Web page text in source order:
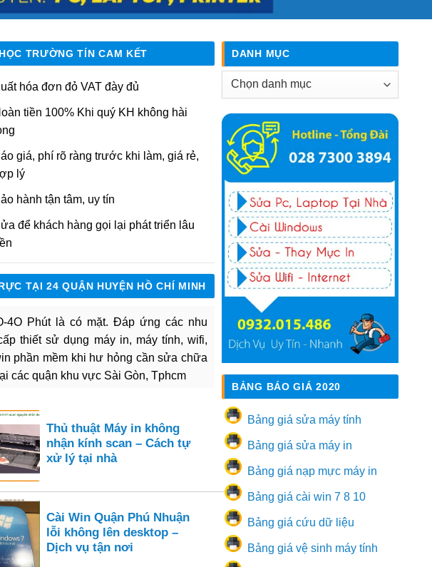
TRƯỜNG TÍN CAM KẾT
hóa đơn đỏ VAT đày đủ
tiền 100% Khi quý KH không hài
giá, phí rõ ràng trước khi làm, giá rẻ,
lý
hành tận tâm, uy tín
để khách hàng gọi lại phát triển lâu
TẠI 24 QUẬN HUYỆN HỒ CHÍ MINH
4O Phút là có mặt. Đáp ứng các nhu
thiết sử dụng máy in, máy tính, wifi,
phần mềm khi hư hỏng cần sửa chữa
các quận khu vực Sài Gòn, Tphcm
Thủ thuật Máy in không
nhận kính scan – Cách tự
xử lý tại nhà
Cài Win Quận Phú Nhuận
lỗi không lên desktop –
Dịch vụ tận nơi
DANH MỤC
Danh
BẢNG BÁO GIÁ 2020
Bảng giá sửa máy tính
Bảng giá sửa máy in
Bảng giá nạp mực máy in
Bảng giá cài win 7 8 10
Bảng giá cứu dữ liệu
Bảng giá vệ sinh máy tính